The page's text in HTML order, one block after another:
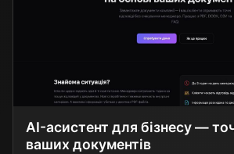
AI-асистент для бізнесу —
ваших документів